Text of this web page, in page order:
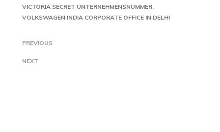
VICTORIA SECRET UNTERNEHMENSNUMMER
VOLKSWAGEN INDIA CORPORATE OFFICE IN DELHI
PREVIOUS
NEXT